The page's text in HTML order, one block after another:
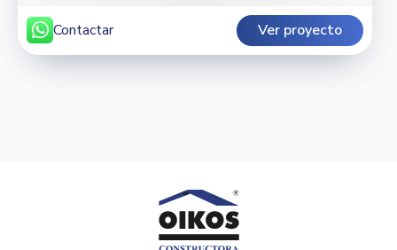
Contactar Ver proyecto